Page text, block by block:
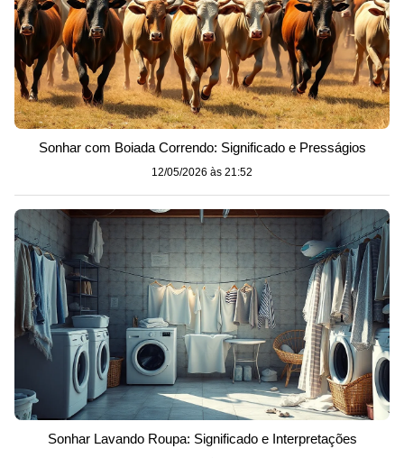
Sonhar com Boiada Correndo: Significado e Presságios
12/05/2026 às 21:52
Sonhar Lavando Roupa: Significado e Interpretações